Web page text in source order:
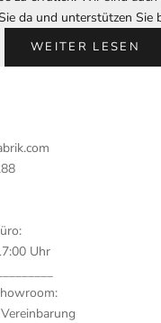
da und unterstützen Sie
WEITER LESEN
Uhr